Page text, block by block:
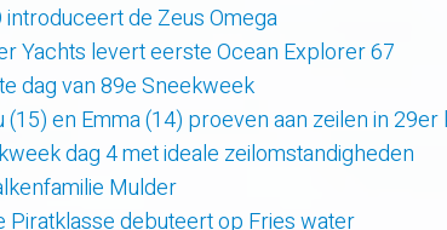
introduceert de Zeus Omega
Yachts levert eerste Ocean Explorer 67
dag van 89e Sneekweek
(15) en Emma (14) proeven aan zeilen in 29er
dag 4 met ideale zeilomstandigheden
Mulder
Piratklasse debuteert op Fries water